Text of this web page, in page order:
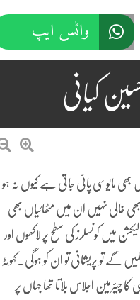
واٹس ایپ
کیانی
بھی مایوسی پائی جاتی ہے کیوں نہ ہو
بھی خالی نہیں ان میں مٹھائیاں بھی
میں کونسلرز کی سطح پر لاکھوں اور
تو پریشانی تو ان کو ہوگی ۔کہوٹہ
اجلاس بلاتا تھا جہاں پر